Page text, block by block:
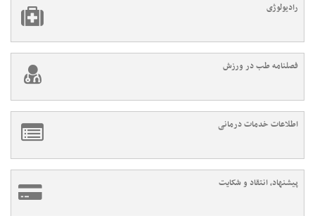
رادیولوژی
فصلنامه طب در ورزش
اطلاعات خدمات درمانی
پیشنهاد، انتقاد و شکایت